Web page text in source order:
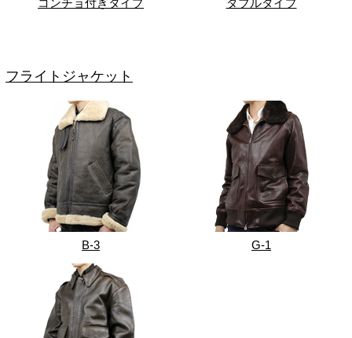
コンチョ付きタイプ ダブルタイプ
フライトジャケット
B-3 G-1